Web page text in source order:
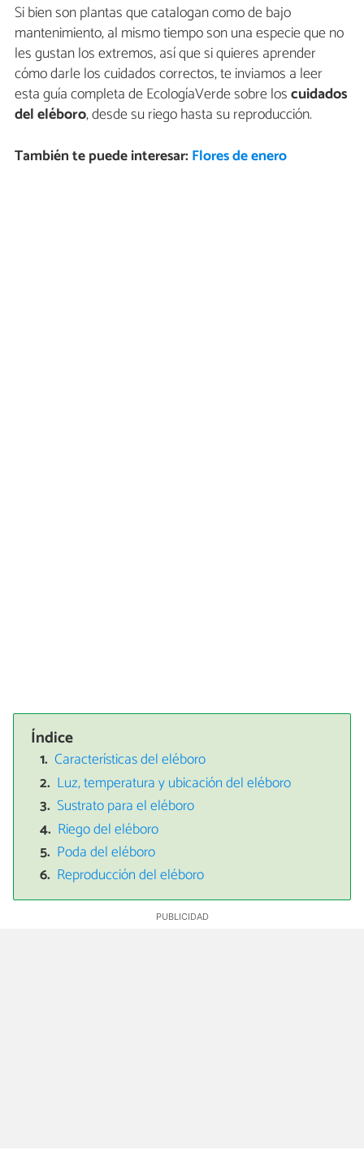
Si bien son plantas que catalogan como de bajo
mantenimiento, al mismo tiempo son una especie que no
les gustan los extremos, así que si quieres aprender
cómo darle los cuidados correctos, te inviamos a leer
esta guía completa de EcologíaVerde sobre loscuidados
del eléboro, desde su riego hasta su reproducción.
También te puede interesar: Flores de enero
Índice
Características del eléboro
Luz, temperatura y ubicación del eléboro
Sustrato para el eléboro
Riego del eléboro
Poda del eléboro
Reproducción del eléboro